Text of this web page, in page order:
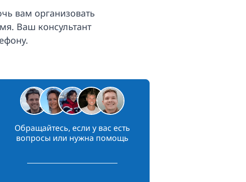
вам организовать
Ваш консультант
Обращайтесь, если у вас есть
вопросы или нужна помощь